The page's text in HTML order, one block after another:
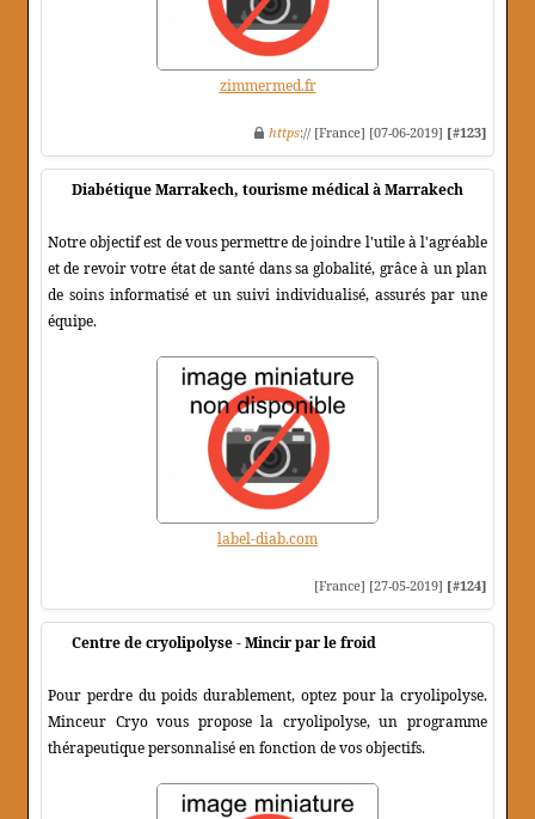
zimmermed.fr
https:// [France] [07-06-2019] [#123]
Diabétique Marrakech, tourisme médical à Marrakech
Notre objectif est de vous permettre de joindre l'utile à l'agréable
et de revoir votre état de santé dans sa globalité, grâce à un plan
de soins informatisé et un suivi individualisé, assurés par une
équipe.
label-diab.com
[France] [27-05-2019] [#124]
Centre de cryolipolyse - Mincir par le froid
Pour perdre du poids durablement, optez pour la cryolipolyse.
Minceur Cryo vous propose la cryolipolyse, un programme
thérapeutique personnalisé en fonction de vos objectifs.